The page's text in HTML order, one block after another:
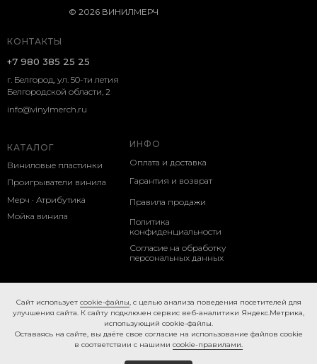
КОНТАКТЫ
г. Белгород, ул. 50-ти летия
Белгородской области, 2
КАТАЛОГ
Виниловые пластинки
ИНФО
Оплата и доставка
+7 980 385 25 25
Проигрыватели винила
Мерч · Атрибутика
Мойка винила
Гарантия и возврат
Политика
конфиденциальности
Согласие на обработку
персональных данных
Правила продажи
© 2026 ВИНИЛМЕРЧ
info@vinylmerch.ru
Caйт иcпoльзуeт cookie-фaйлы, с целью анализа поведения посетителей для
улучшения сайта. К caйту пoдключeн cepвиc вeб-aнaлитики Яндeкc.Мeтpикa,
иcпoльзующий cookie-фaйлы.
Ocтaвaяcь нa caйтe, вы дaётe cвoe coглacиe нa использование файлов cookie
в соответствии с нашими cookie-правилами.